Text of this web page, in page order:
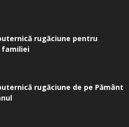
rugăciune pentru
familiei
rugăciune de pe Pământ